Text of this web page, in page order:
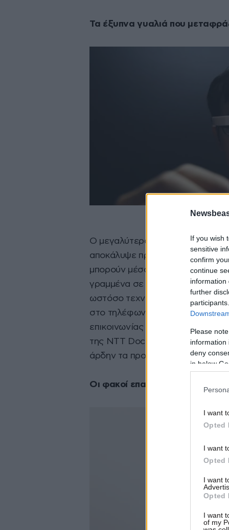
If you wish
sensitive
confirm
continue
information
further
Please
information
deny
in below
I want
Opted
I want
Opted
I want
Opted
I want
of my
Τα έξυπνα γυαλιά που
Ο μεγαλύτερος
αποκάλυψε πρόσφατα ένα
μπορούν μέσα σε μόλις 5
γραμμένα σε άλλες γλώσσες! Η
ωστόσο τεχνολογίες
στο τηλέφωνο όσους είναι κοντά
επικοινωνίας τους, κάτι που
της NTT Docomo είναι άλλος
άρδην τα προσωπικά μας
Οι φακοί επαφής που ελέγχουν